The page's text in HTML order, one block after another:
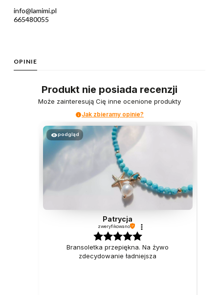
info@lamimi.pl
665480055
OPINIE
Produkt nie posiada recenzji
Może zainteresują Cię inne ocenione produkty
Jak zbieramy opinie?
podgląd
Patrycja
zweryfikowano
Bransoletka przepiękna. Na żywo
zdecydowanie ładniejsza